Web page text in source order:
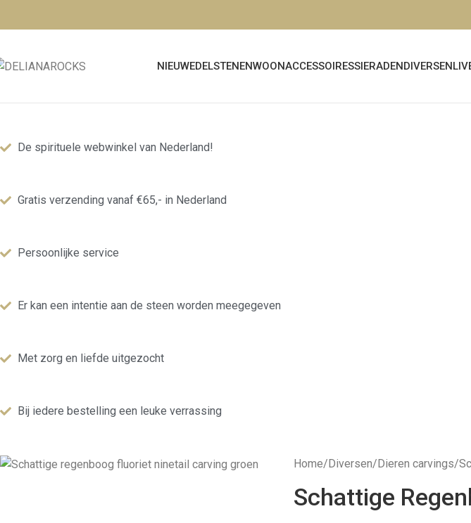
NIEUWEDELSTENENWOONACCESSOIRESSIERADENDIVERSEN
De spirituele webwinkel van Nederland!
Gratis verzending vanaf €65,- in Nederland
Persoonlijke service
Er kan een intentie aan de steen worden meegegeven
Met zorg en liefde uitgezocht
Bij iedere bestelling een leuke verrassing
Home Diversen Dieren carvings
Schattige